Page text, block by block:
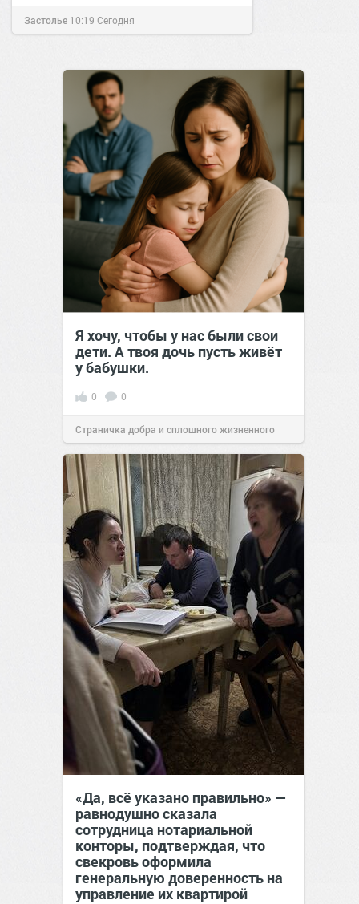
Застолье 10:19 Сегодня
Я хочу, чтобы у нас были свои
дети. А твоя дочь пусть живёт
у бабушки.
0 0
Страничка добра и сплошного жизненного
позитива!01:4007 ноя 2025
«Да, всё указано правильно» —
равнодушно сказала
сотрудница нотариальной
конторы, подтверждая, что
свекровь оформила
генеральную доверенность на
управление их квартирой